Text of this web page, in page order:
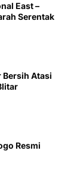
East –
Serentak
Bersih Atasi
Resmi